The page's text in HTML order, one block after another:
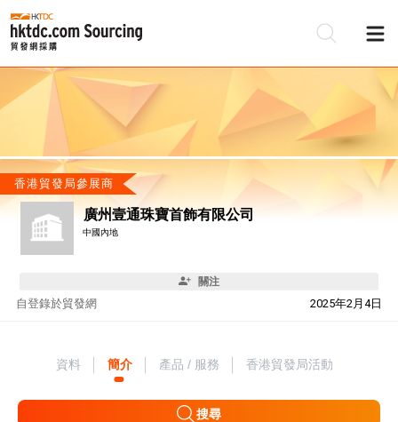
香港貿發局參展商
廣州壹通珠寶首飾有限公司
中國內地
關注
自 2025年2月4日
登錄於貿發網
資料 簡介 產品 / 服務 香港貿發局活動
搜尋